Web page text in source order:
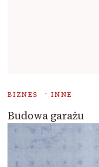
BIZNES INNE
Budowa garażu